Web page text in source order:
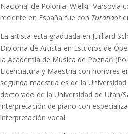
Nacional de Polonia: Wielki- Varsovia
reciente en España fue con Turandot
La artista esta graduada en Juilliard
Diploma de Artista en Estudios de
la Academia de Música de Poznań
Licenciatura y Maestría con honores
segunda maestría es de la
doctorado de la Universidad de Utah/
interpretación de piano con
interpretación vocal.